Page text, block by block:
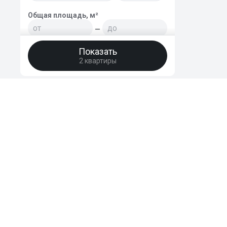
Общая площадь, м²
—
Площадь кухни, м²
—
Показать
2 квартиры